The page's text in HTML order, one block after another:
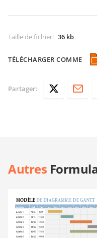
Taille de fichier: 36 kb
TÉLÉCHARGER COMME
Partager:
Autres